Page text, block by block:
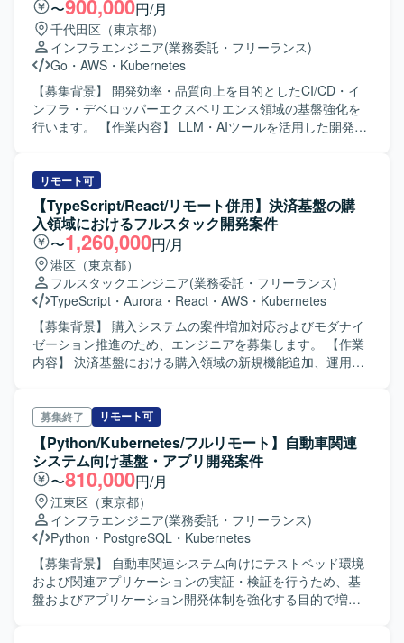
インフラ、Terraformによる全環境のコード管理、Front
Doorを用いた負荷分散、Azure Monitor / Application
Insights を用いた監視とアラートのコード化、PITRによる
バックアップ・リストア運用などの環境で作業していただ
きます。
マネージドサービスを活用したサービス化に携わることが
できます。 【開発環境】 Azure、Kubernetes Service、
Container Registory、Service Bus、Moniter Logs、
EntraID、Blob Storageを使用します。
〜900,000円/月
千代田区（東京都）
インフラエンジニア(業務委託・フリーランス)
Go ・ AWS ・ Kubernetes
【募集背景】 開発効率・品質向上を目的としたCI/CD・イ
ンフラ・デベロッパーエクスペリエンス領域の基盤強化を
行います。 【作業内容】 LLM・AIツールを活用した開発支
設計・構築・運用を担当します。Grafana、Prometheusを
用いた監視・可観測性プラットフォームの構築や、
Kubernetesマニフェスト、Terraformを用いたIaC推進を行
います。 【求める人物像】 不確実性に向き合い、仮説検証
しながら前に進める方を求めます。自走と協調のバランス
を持ち、チームで成果を出すことにコミットできる方を歓
迎します。 【ポジションの魅力】 大規模開発基盤の設計・
構築を通じて、組織全体の開発フローやエンジニアリング
文化の進化に貢献できます。LLMやAIツールなど新規性の
高い技術に触れながら、開発・運用の自動化を推進できま
す。 【開発環境】 AWS、Kubernetes、KEDA、
Prometheus、DuckDB、Amazon Bedrock、Terraformを使
用します。
リモート可
【TypeScript/React/リモート併用】決済基盤の購
入領域におけるフルスタック開発案件
〜1,260,000円/月
港区（東京都）
フルスタックエンジニア(業務委託・フリーランス)
TypeScript ・ Aurora ・ React ・ AWS ・ Kubernetes
【募集背景】 購入システムの案件増加対応およびモダナイ
ゼーション推進のため、エンジニアを募集します。 【作業
内容】 決済基盤における購入領域の新規機能追加、運用保
およびモダナイゼーションに必要な作業をチームで進めま
す。 【求める人物像】 積極的にコミュニケーションを取
り、課題の発見、分析、提案、解決に関心を持って取り組
める方を求めます。チーム開発の経験があり、生成AIを含
む新しい技術への挑戦を継続できる方を歓迎します。 【ポ
ジションの魅力】 国内有数の決済トラフィックを支えるプ
ラットフォームのモダナイゼーションに携わり、決済基盤
の刷新に関する経験を積むことができます。 【開発環境】
PHP、TypeScript、React、Next.js、Golangを使用します。
インフラはKubernetes、AWS、Amazon Aurora MySQLで
す。Mac、JetBrains IDE、VSCode、GitHub、Docker、
募集終了 リモート可
【Python/Kubernetes/フルリモート】自動車関連
システム向け基盤・アプリ開発案件
〜810,000円/月
江東区（東京都）
インフラエンジニア(業務委託・フリーランス)
Python ・ PostgreSQL ・ Kubernetes
【募集背景】 自動車関連システム向けにテストベッド環境
および関連アプリケーションの実証・検証を行うため、基
盤およびアプリケーション開発体制を強化する目的で増員